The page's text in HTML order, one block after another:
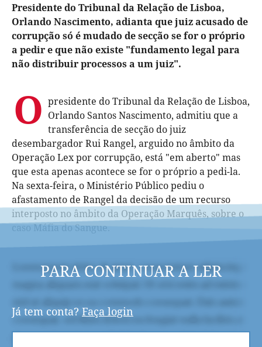
Presidente do Tribunal da Relação de Lisboa,
Orlando Nascimento, adianta que juiz acusado de
corrupção só é mudado de secção se for o próprio
a pedir e que não existe "fundamento legal para
não distribuir processos a um juiz".
O presidente do Tribunal da Relação de Lisboa,
Orlando Santos Nascimento, admitiu que a
transferência de secção do juiz
desembargador Rui Rangel, arguido no âmbito da
Operação Lex por corrupção, está "em aberto" mas
que esta apenas acontece se for o próprio a pedi-la.
Na sexta-feira, o Ministério Público pediu o
afastamento de Rangel da decisão de um recurso
interposto no âmbito da Operação Marquês, sobre o
caso Máfia do Sangue.
PARA CONTINUAR A LER
Já tem conta? Faça login